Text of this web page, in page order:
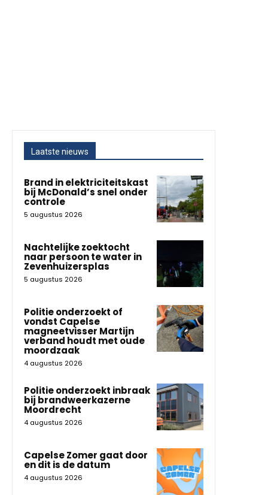
Laatste nieuws
Brand in elektriciteitskast
bij McDonald’s snel onder
controle
5 augustus 2026
Nachtelijke zoektocht
naar persoon te water in
Zevenhuizersplas
5 augustus 2026
Politie onderzoekt of
vondst Capelse
magneetvisser Martijn
verband houdt met oude
moordzaak
4 augustus 2026
Politie onderzoekt inbraak
bij brandweerkazerne
Moordrecht
4 augustus 2026
Capelse Zomer gaat door
en dit is de datum
4 augustus 2026